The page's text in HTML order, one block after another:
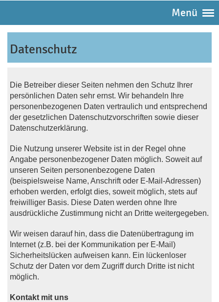
Menü
Datenschutz
Die Betreiber dieser Seiten nehmen den Schutz Ihrer
persönlichen Daten sehr ernst. Wir behandeln Ihre
personenbezogenen Daten vertraulich und entsprechend
der gesetzlichen Datenschutzvorschriften sowie dieser
Datenschutzerklärung.
Die Nutzung unserer Website ist in der Regel ohne
Angabe personenbezogener Daten möglich. Soweit auf
unseren Seiten personenbezogene Daten
(beispielsweise Name, Anschrift oder E-Mail-Adressen)
erhoben werden, erfolgt dies, soweit möglich, stets auf
freiwilliger Basis. Diese Daten werden ohne Ihre
ausdrückliche Zustimmung nicht an Dritte weitergegeben.
Wir weisen darauf hin, dass die Datenübertragung im
Internet (z.B. bei der Kommunikation per E-Mail)
Sicherheitslücken aufweisen kann. Ein lückenloser
Schutz der Daten vor dem Zugriff durch Dritte ist nicht
möglich.
Kontakt mit uns